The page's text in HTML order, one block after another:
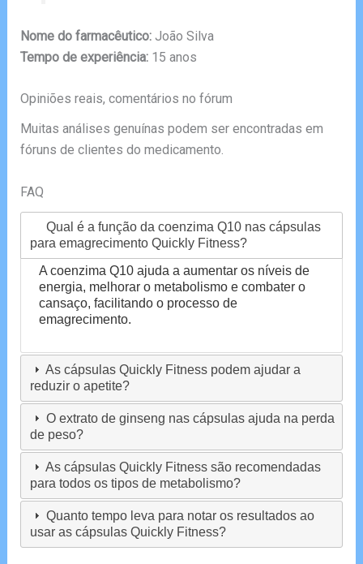
Nome do farmacêutico:João Silva
Tempo de experiência:15 anos
Opiniões reais, comentários no fórum
Muitas análises genuínas podem ser encontradas em
fóruns de clientes do medicamento.
FAQ
Qual é a função da coenzima Q10 nas cápsulas
para emagrecimento Quickly Fitness?
A coenzima Q10 ajuda a aumentar os níveis de
energia, melhorar o metabolismo e combater o
cansaço, facilitando o processo de
emagrecimento.
As cápsulas Quickly Fitness podem ajudar a
reduzir o apetite?
O extrato de ginseng nas cápsulas ajuda na perda
de peso?
As cápsulas Quickly Fitness são recomendadas
para todos os tipos de metabolismo?
Quanto tempo leva para notar os resultados ao
usar as cápsulas Quickly Fitness?